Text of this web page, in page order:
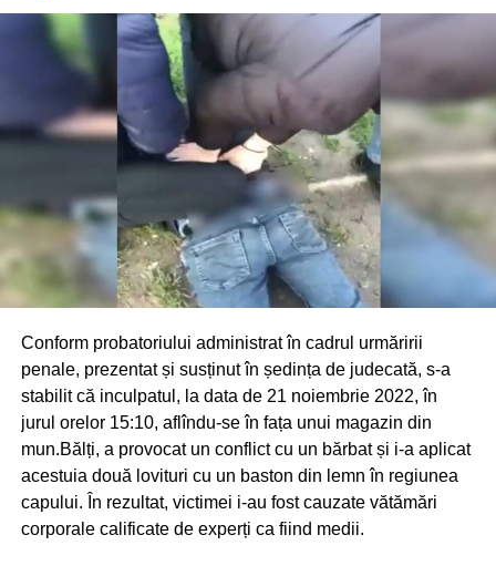
Conform probatoriului administrat în cadrul urmăririi
penale, prezentat și susținut în ședința de judecată, s-a
stabilit că inculpatul, la data de 21 noiembrie 2022, în
jurul orelor 15:10, aflîndu-se în fața unui magazin din
mun.Bălți, a provocat un conflict cu un bărbat și i-a aplicat
acestuia două lovituri cu un baston din lemn în regiunea
capului. În rezultat, victimei i-au fost cauzate vătămări
corporale calificate de experți ca fiind medii.